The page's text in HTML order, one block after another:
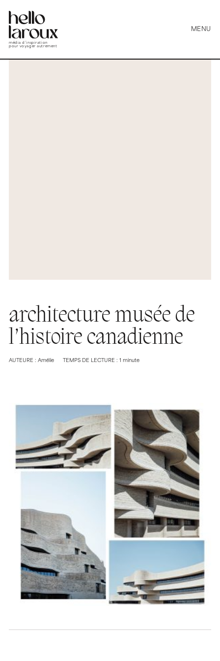
média d’inspiration
pour voyager autrement
MENU
architecture musée de
l’histoire canadienne
AUTEURE : Amélie TEMPS DE LECTURE : 1 minute